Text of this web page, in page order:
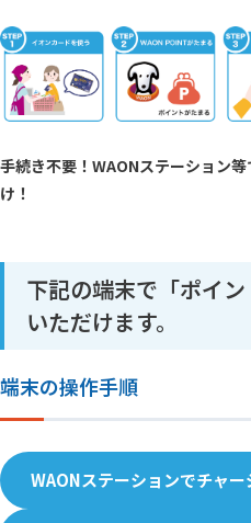
手続き不要！WAONステーション
け！
下記の端末で「ポイ
いただけます。
端末の操作手順
WAONステーションでチャー